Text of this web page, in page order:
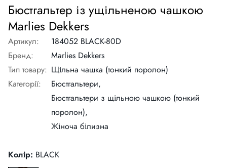
Бюстгальтер із ущільненою чашкою
Marlies Dekkers
Артикул:
184052 BLACK-80D
Бренд:
Marlies Dekkers
Тип товару: Щільна чашка (тонкий поролон)
Категорії:
Бюстгальтери,
Бюстгальтери з щільною чашкою (тонкий
поролон),
Жіноча білизна
Колір: BLACK